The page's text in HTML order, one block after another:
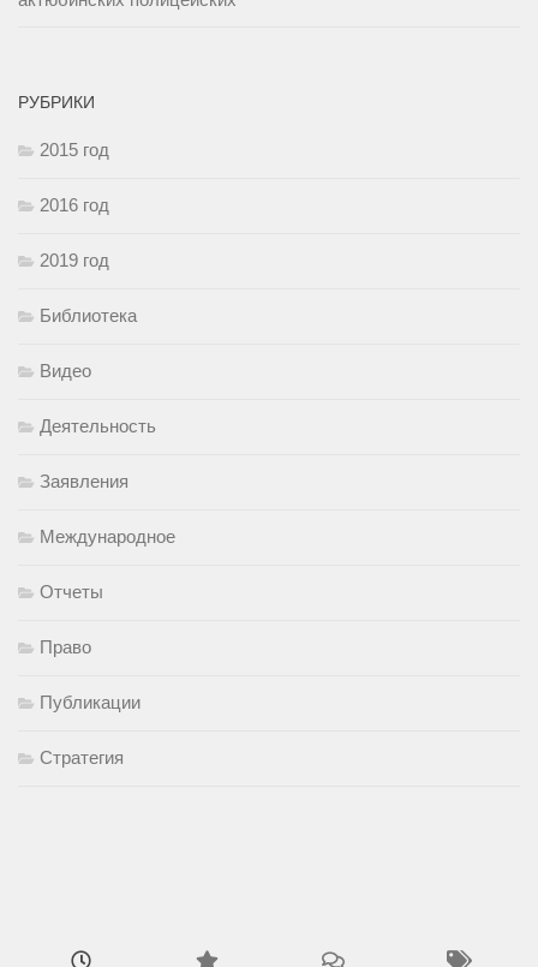
РУБРИКИ
2015 год
2016 год
2019 год
Библиотека
Видео
Деятельность
Заявления
Международное
Отчеты
Право
Публикации
Стратегия